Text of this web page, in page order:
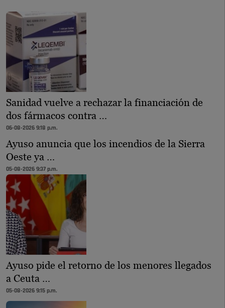
Sanidad vuelve a rechazar la financiación de
dos fármacos contra …
06-08-2026 9:18 p.m.
Ayuso anuncia que los incendios de la Sierra
Oeste ya …
05-08-2026 9:37 p.m.
Ayuso pide el retorno de los menores llegados
a Ceuta …
05-08-2026 9:15 p.m.